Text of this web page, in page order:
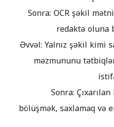
Sonra: OCR şəkil
redaktə oluna
Əvvəl: Yalnız şəkil kimi
məzmununu
Sonra:
bölüşmək, saxlamaq və